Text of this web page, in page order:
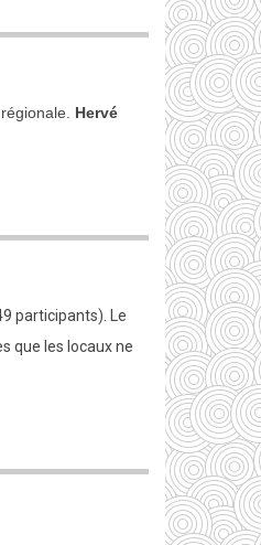
Hervé
participants). Le
que les locaux ne